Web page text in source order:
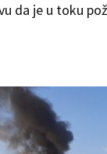
da je u toku